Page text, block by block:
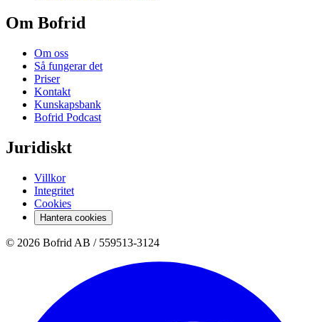
Om Bofrid
Om oss
Så fungerar det
Priser
Kontakt
Kunskapsbank
Bofrid Podcast
Juridiskt
Villkor
Integritet
Cookies
Hantera cookies
© 2026 Bofrid AB / 559513-3124